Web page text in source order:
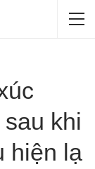
khi
hiện lạ